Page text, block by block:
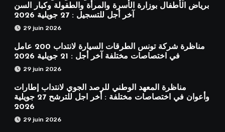
برياض الأطفال بوزارة الأسرة والمرأة والطفولة وكبار السن
آخر أجل للتسجيل : 27 جويلية 2026
29 juin 2026
مناظرة شركة تونس الطرقات السيارة لانتداب 200 عامل
في اختصاصات مختلفة آخر أجل : 21 جويلية 2026
29 juin 2026
مناظرة المعهد الوطني للرصد الجوي لانتداب إطارات
وأعوان في اختصاصات مختلفة : أخر اجل للترشح 27 جويلية
2026
29 juin 2026